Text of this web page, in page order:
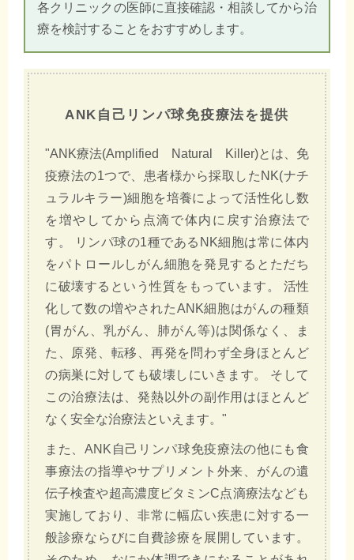
各クリニックの医師に直接確認・相談してから治
療を検討することをおすすめします。
ANK自己リンパ球免疫療法を提供
"ANK療法(Amplified Natural Killer)とは、免
疫療法の1つで、患者様から採取したNK(ナチ
ュラルキラー)細胞を培養によって活性化し数
を増やしてから点滴で体内に戻す治療法で
す。 リンパ球の1種であるNK細胞は常に体内
をパトロールしがん細胞を発見するとただち
に破壊するという性質をもっています。 活性
化して数の増やされたANK細胞はがんの種類
(胃がん、乳がん、肺がん等)は関係なく、ま
た、原発、転移、再発を問わず全身ほとんど
の病巣に対しても破壊しにいきます。 そして
この治療法は、発熱以外の副作用はほとんど
なく安全な治療法といえます。"
また、ANK自己リンパ球免疫療法の他にも食
事療法の指導やサプリメント外来、がんの遺
伝子検査や超高濃度ビタミンC点滴療法なども
実施しており、非常に幅広い疾患に対する一
般診療ならびに自費診療を展開しています。